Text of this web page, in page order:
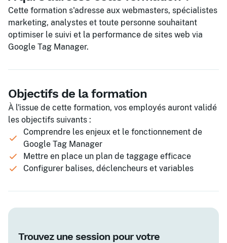
Cette formation s'adresse aux webmasters, spécialistes
marketing, analystes et toute personne souhaitant
optimiser le suivi et la performance de sites web via
Google Tag Manager.
Objectifs de la formation
À l'issue de cette formation, vos employés auront validé
les objectifs suivants :
Comprendre les enjeux et le fonctionnement de
Google Tag Manager
Mettre en place un plan de taggage efficace
Configurer balises, déclencheurs et variables
Trouvez une session pour votre